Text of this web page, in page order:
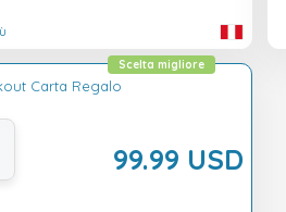
Carta Regalo
99.99 USD
Scelta migliore